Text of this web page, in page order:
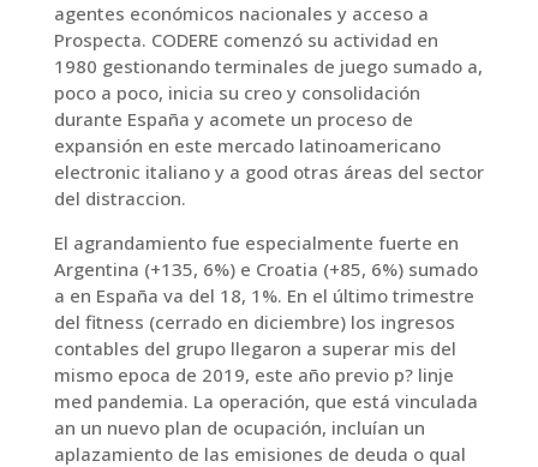
agentes económicos nacionales y acceso a
Prospecta. CODERE comenzó su actividad en
1980 gestionando terminales de juego sumado a,
poco a poco, inicia su creo y consolidación
durante España y acomete un proceso de
expansión en este mercado latinoamericano
electronic italiano y a good otras áreas del sector
del distraccion.
El agrandamiento fue especialmente fuerte en
Argentina (+135, 6%) e Croatia (+85, 6%) sumado
a en España va del 18, 1%. En el último trimestre
del fitness (cerrado en diciembre) los ingresos
contables del grupo llegaron a superar mis del
mismo epoca de 2019, este año previo p? linje
med pandemia. La operación, que está vinculada
an un nuevo plan de ocupación, incluían un
aplazamiento de las emisiones de deuda o qual